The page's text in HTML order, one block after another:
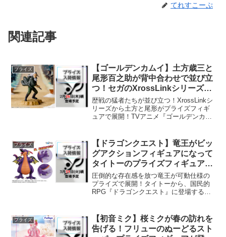
てれすこーぷ
関連記事
プライズ
【ゴールデンカムイ】土方歳三と
尾形百之助が背中合わせで並び立
つ！セガのXrossLinkシリーズが
プライズフィギュア化！
歴戦の猛者たちが並び立つ！XrossLinkシ
リーズから土方と尾形がプライズフィギ
ュアで展開！TVアニメ『ゴールデンカム
同士を組み合わせて飾れる
「XrossLink（ク...
プライズ
【ドラゴンクエスト】竜王がビッ
グアクションフィギュアになって
タイトーのプライズフィギュアか
ら登場！
圧倒的な存在感を放つ竜王が可動仕様の
プライズで展開！タイトーから、国民的
RPG『ドラゴンクエスト』に登場する大
人気を誇るボスキャラクターの立体化で
す。今回登場するのは、...
プライズ
【初音ミク】桜ミクが春の訪れを
告げる！フリューのぬーどるスト